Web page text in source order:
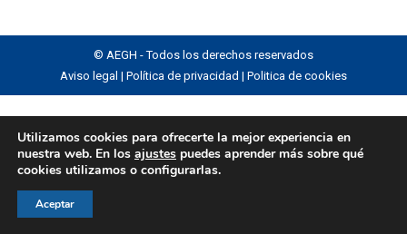
© AEGH - Todos los derechos reservados
Aviso legal | Política de privacidad | Politica de cookies
Utilizamos cookies para ofrecerte la mejor experiencia en
nuestra web. En los ajustes puedes aprender más sobre qué
cookies utilizamos o configurarlas.
Aceptar